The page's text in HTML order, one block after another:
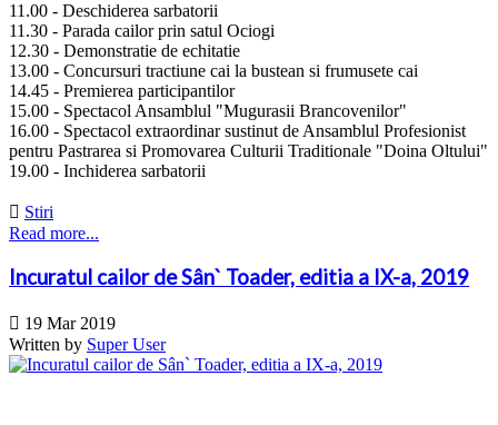
11.00 - Deschiderea sarbatorii
11.30 - Parada cailor prin satul Ociogi
12.30 - Demonstratie de echitatie
13.00 - Concursuri tractiune cai la bustean si frumusete cai
14.45 - Premierea participantilor
15.00 - Spectacol Ansamblul "Mugurasii Brancovenilor"
16.00 - Spectacol extraordinar sustinut de Ansamblul Profesionist
pentru Pastrarea si Promovarea Culturii Traditionale "Doina Oltului"
19.00 - Inchiderea sarbatorii
 Stiri
Read more...
Incuratul cailor de Sân` Toader, editia a IX-a, 2019
 19 Mar 2019
Written by Super User